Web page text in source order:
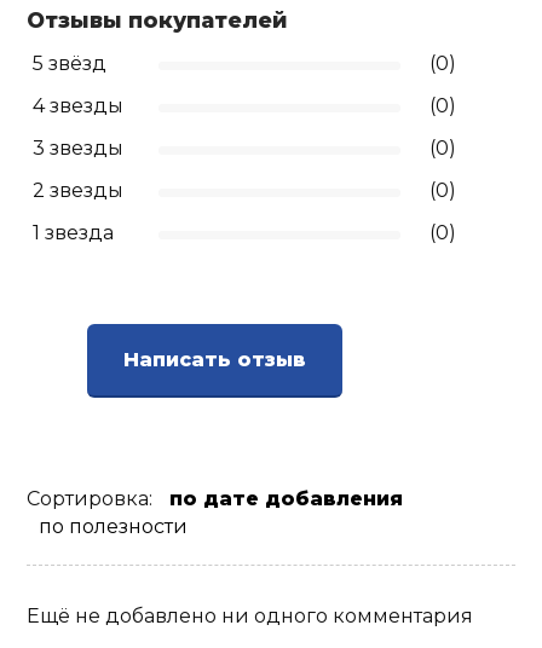
Отзывы покупателей
5 звёзд
(0)
4 звезды
(0)
3 звезды
(0)
2 звезды
(0)
1 звезда
(0)
Написать отзыв
Сортировка:
по дате добавления
по полезности
Ещё не добавлено ни одного комментария